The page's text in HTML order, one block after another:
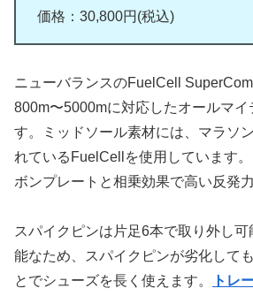
価格：30,800円(税込)
ニューバランスのFuelCell
800m〜5000mに対応したオールマ
す。ミッドソール素材には、マラソ
れているFuelCellを使用しています
ボンプレートと相乗効果で高い反発
スパイクピンは片足6本で取り外し
能なため、スパイクピンが劣化して
とでシューズを長く使えます。
トレ